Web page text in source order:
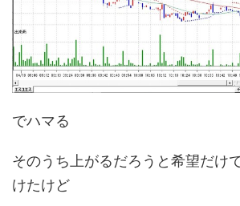
でハマる
そのうち上がるだろうと希望だけ
けたけど